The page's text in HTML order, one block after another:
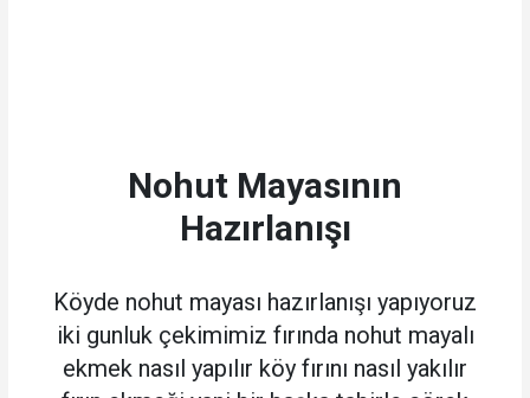
Nohut Mayasının
Hazırlanışı
Köyde nohut mayası hazırlanışı yapıyoruz
iki gunluk çekimimiz fırında nohut mayalı
ekmek nasıl yapılır köy fırını nasıl yakılır